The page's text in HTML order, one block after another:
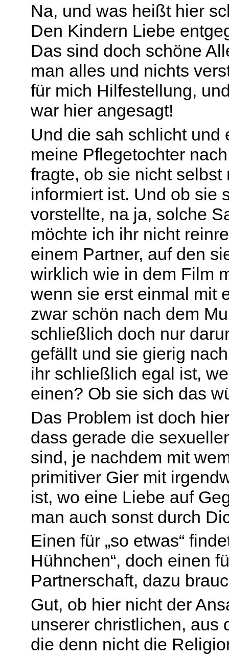
Na, und was heißt hier
Den Kindern Liebe
Das sind doch schöne
man alles und nichts
für mich Hilfestellung,
war hier angesagt!
Und die sah schlicht und
meine Pflegetochter
fragte, ob sie nicht
informiert ist. Und ob sie
vorstellte, na ja, solche
möchte ich ihr nicht
einem Partner, auf den
wirklich wie in dem Film
wenn sie erst einmal mit
zwar schön nach dem
schließlich doch nur
gefällt und sie gierig
ihr schließlich egal ist,
einen? Ob sie sich das
Das Problem ist doch
dass gerade die
sind, je nachdem mit
primitiver Gier mit
ist, wo eine Liebe auf
man auch sonst durch
Einen für „so etwas“
Hühnchen“, doch einen
Partnerschaft, dazu
Gut, ob hier nicht der
unserer christlichen, aus
die denn nicht die